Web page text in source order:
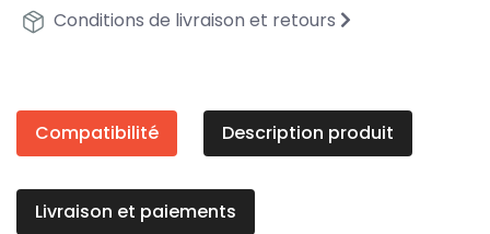
Conditions de livraison et retours
Compatibilité Description produit
Livraison et paiements